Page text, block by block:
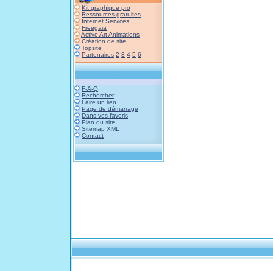
Kit graphique pro
Ressources gratuites
Internet Services
Freegaia
Active Art Animations
Création de site
Topsite
Partenaires 2 3 4 5 6
F-A-Q
Rechercher
Faire un lien
Page de démarrage
Dans vos favoris
Plan du site
Sitemap XML
Contact